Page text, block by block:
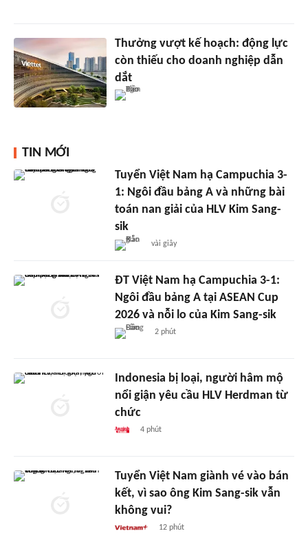
Thưởng vượt kế hoạch: động lực
còn thiếu cho doanh nghiệp dẫn
dắt
TIN MỚI
Tuyển Việt Nam hạ Campuchia 3-
1: Ngôi đầu bảng A và những bài
toán nan giải của HLV Kim Sang-
sik
vài giây
ĐT Việt Nam hạ Campuchia 3-1:
Ngôi đầu bảng A tại ASEAN Cup
2026 và nỗi lo của Kim Sang-sik
2 phút
Indonesia bị loại, người hâm mộ
nổi giận yêu cầu HLV Herdman từ
chức
4 phút
Tuyển Việt Nam giành vé vào bán
kết, vì sao ông Kim Sang-sik vẫn
không vui?
12 phút